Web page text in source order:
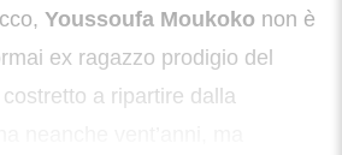
Youssoufa Moukoko non è
ex ragazzo prodigio del
a ripartire dalla